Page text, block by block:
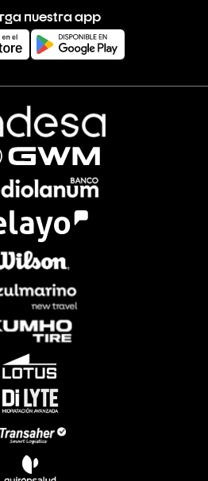
nuestra app